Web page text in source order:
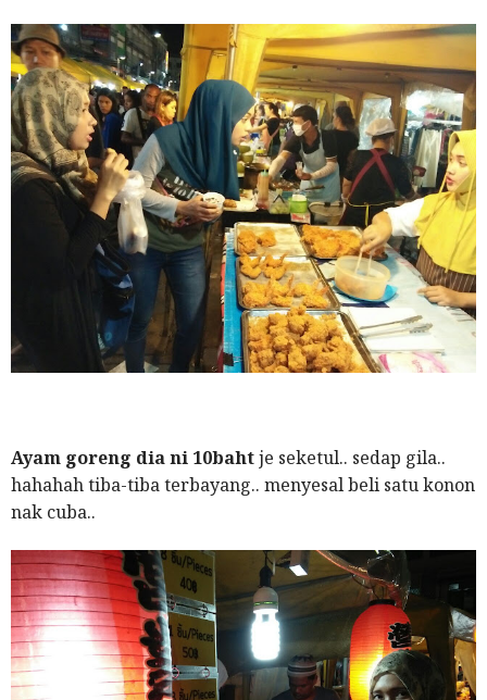
Ayam goreng dia ni 10bahtje seketul.. sedap gila..
hahahah tiba-tiba terbayang.. menyesal beli satu konon
nak cuba..